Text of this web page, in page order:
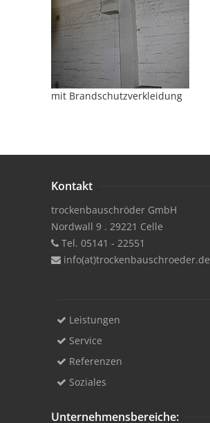
mit Brandschutzverkleidung
Kontakt
trockenbauschröder GmbH
Nordwall 9 . 29221 Celle
Tel. 05141 - 22551
info(at)trockenbauschroeder.de
Leistungen
Service
Referenzen
Soziales
Unternehmensbereiche: